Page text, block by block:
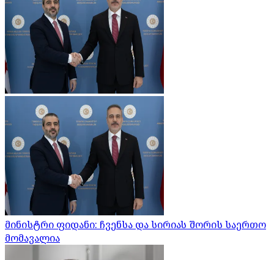
მინისტრი ფიდანი: ჩვენსა და სირიას შორის საერთო
მომავალია